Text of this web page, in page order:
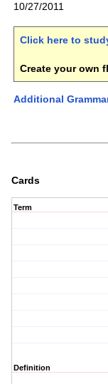
10/27/2011
Click here to
Create your own
Additional
Cards
Term
Definition